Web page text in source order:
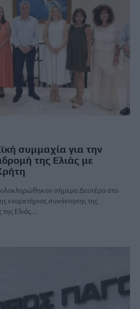
συμμαχία για την
της Ελιάς με
ολοκληρώθηκαν σήμερα Δευτέρα στο
εναρκτήριας συνάντησης της
της Ελιάς…